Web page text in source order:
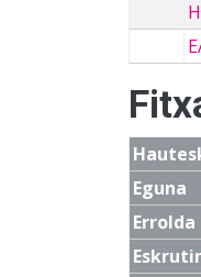
Eguna
Errolda